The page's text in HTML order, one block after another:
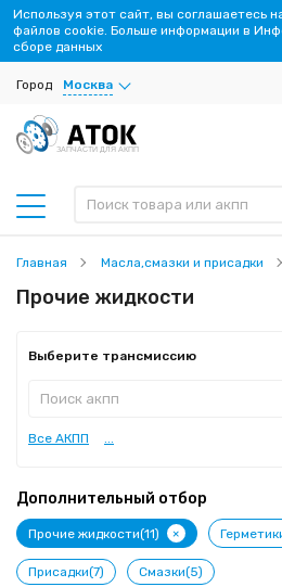
Город Москва
ЗАПЧАСТИ ДЛЯ АКПП
Главная Масла,смазки и присадки
Прочие жидкости
Выберите трансмиссию
Все АКПП ...
Дополнительный отбор
Прочие жидкости(11) +
Присадки(7) Смазки(5)
Используя этот сайт, вы соглашаетесь
файлов cookie. Больше информации в
сборе данных